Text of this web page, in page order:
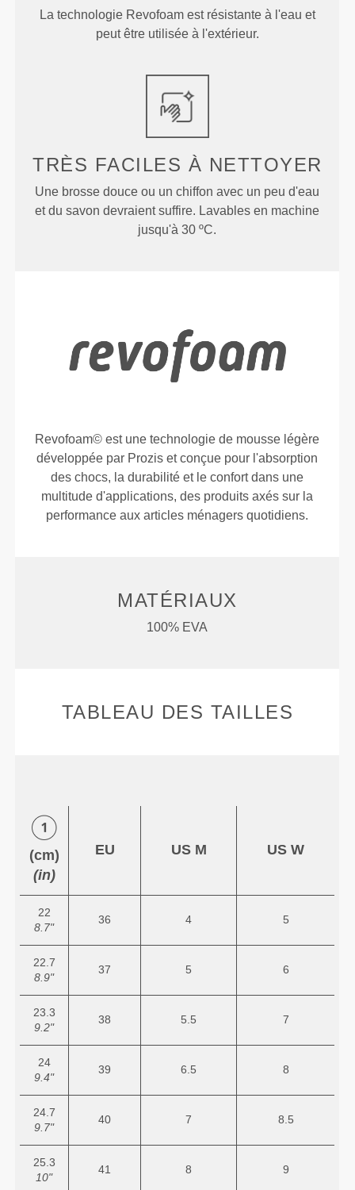
La technologie Revofoam est résistante à l'eau et
peut être utilisée à l'extérieur.
TRÈS FACILES À NETTOYER
Une brosse douce ou un chiffon avec un peu d'eau
et du savon devraient suffire. Lavables en machine
jusqu'à 30 ºC.
Revofoam© est une technologie de mousse légère
développée par Prozis et conçue pour l'absorption
des chocs, la durabilité et le confort dans une
multitude d'applications, des produits axés sur la
performance aux articles ménagers quotidiens.
MATÉRIAUX
100% EVA
TABLEAU DES TAILLES
(cm)
(in)
EU US M US W
22
8.7"
36 4 5
22.7
8.9"
37 5 6
23.3
9.2"
38 5.5 7
24
9.4"
39 6.5 8
24.7
9.7"
40 7 8.5
25.3
10"
41 8 9